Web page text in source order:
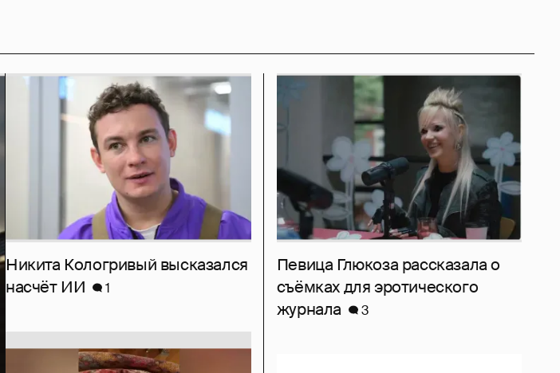
Никита Кологривый высказался
насчёт ИИ
1
Певица Глюкоза рассказала о
съёмках для эротического
журнала
3